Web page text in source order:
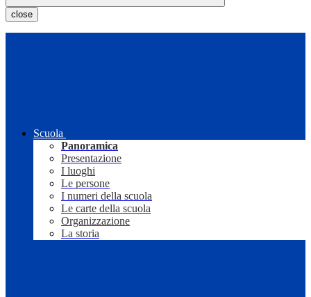
close
Scuola
Panoramica
Presentazione
I luoghi
Le persone
I numeri della scuola
Le carte della scuola
Organizzazione
La storia